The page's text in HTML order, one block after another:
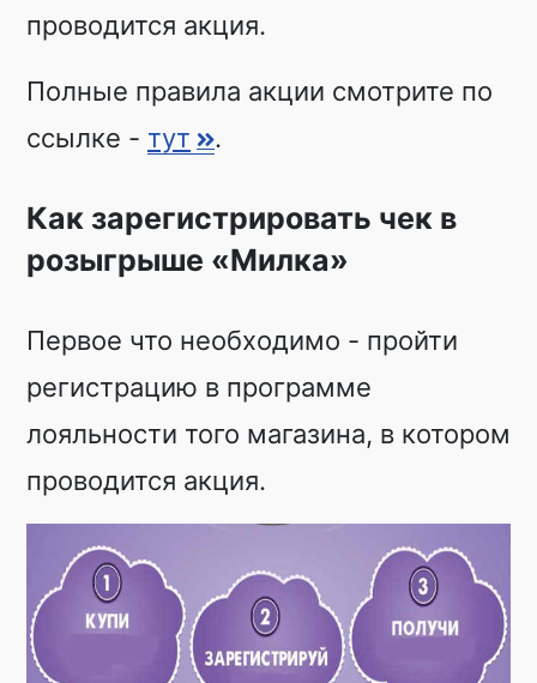
проводится акция.
Полные правила акции смотрите по
ссылке - тут .
Как зарегистрировать чек в
розыгрыше «Милка»
Первое что необходимо - пройти
регистрацию в программе
лояльности того магазина, в котором
проводится акция.